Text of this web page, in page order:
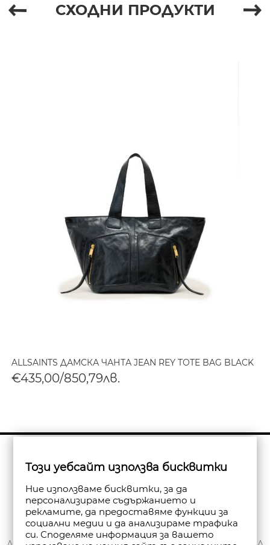
СХОДНИ ПРОДУКТИ
ALLSAINTS ДАМСКА ЧАНТА JEAN REY TOTE BAG BLACK
€435,00/850,79лв.
Абониране
Този уебсайт използва бисквитки
Ние използваме бисквитки, за да
персонализираме съдържанието и
рекламите, да предоставяме функции за
социални медии и да анализираме трафика
си. Споделяме информация за вашето